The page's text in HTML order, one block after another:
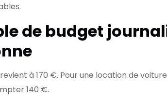
de budget
à 170 €. Pour une location de
140 €.